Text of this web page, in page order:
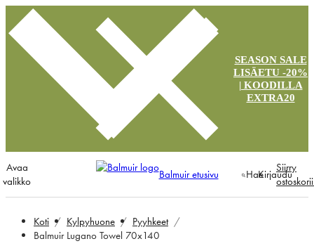
SEASON SALE
LISÄETU -20%
| KOODILLA
EXTRA20
Avaa
valikko
Balmuir etusivu HaeKirjaudu
Siirry
Koti Kylpyhuone
Pyyhkeet
Balmuir Lugano Towel 70x140